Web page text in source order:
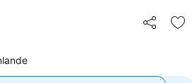
Partager